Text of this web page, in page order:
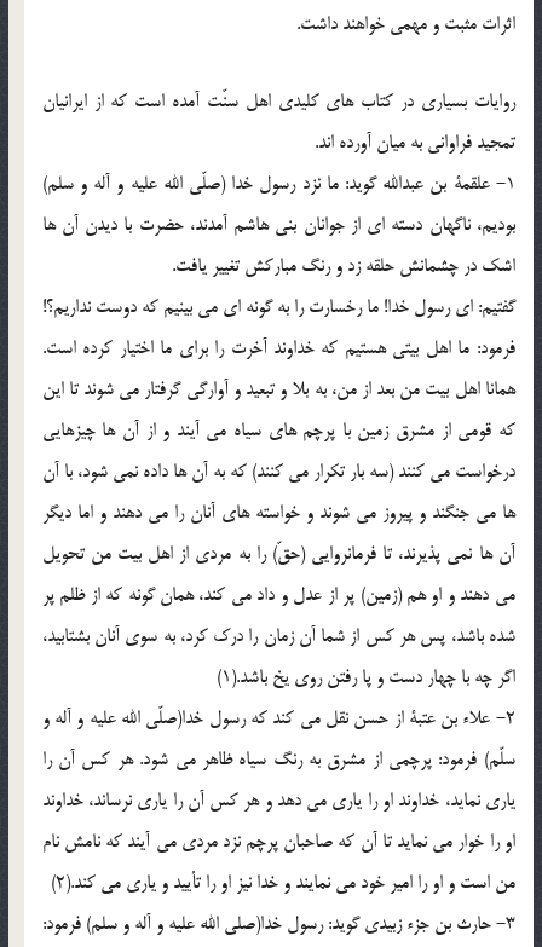
اثرات مثبت و مهمی خواهند داشت.
روایات بسیاری در کتاب های کلیدی اهل سنّت آمده است که از ایرانیان
تمجید فراوانی به میان آورده اند.
1- علقمة بن عبدالله گوید: ما نزد رسول خدا (صلّی الله علیه و آله و سلم)
بودیم، ناگهان دسته ای از جوانان بنی هاشم آمدند، حضرت با دیدن آن ها
اشک در چشمانش حلقه زد و رنگ مبارکش تغییر یافت.
گفتیم: ای رسول خدا! ما رخسارت را به گونه ای می بینیم که دوست نداریم؟!
فرمود: ما اهل بیتی هستیم که خداوند آخرت را برای ما اختیار کرده است.
همانا اهل بیت من بعد از من، به بلا و تبعید و آوارگی گرفتار می شوند تا این
که قومی از مشرق زمین با پرچم های سیاه می آیند و از آن ها چیزهایی
درخواست می کنند (سه بار تکرار می کنند) که به آن ها داده نمی شود، با آن
ها می جنگند و پیروز می شوند و خواسته های آنان را می دهند و اما دیگر
آن ها نمی پذیرند، تا فرمانروایی (حقّ) را به مردی از اهل بیت من تحویل
می دهند و او هم (زمین) پر از عدل و داد می کند، همان گونه که از ظلم پر
شده باشد، پس هر کس از شما آن زمان را درک کرد، به سوی آنان بشتابید،
اگر چه با چهار دست و پا رفتن روی یخ باشد.(1)
2- علاء بن عتبة از حسن نقل می کند که رسول خدا(صلّی الله علیه و آله و
سلّم) فرمود: پرچمی از مشرق به رنگ سیاه ظاهر می شود. هر کس آن را
یاری نماید، خداوند او را یاری می دهد و هر کس آن را یاری نرساند، خداوند
او را خوار می نماید تا آن که صاحبان پرچم نزد مردی می آیند که نامش نام
من است و او را امیر خود می نمایند و خدا نیز او را تأیید و یاری می کند.(2)
3- حارث بن جزء زبیدی گوید: رسول خدا(صلی الله علیه و آله و سلم) فرمود: